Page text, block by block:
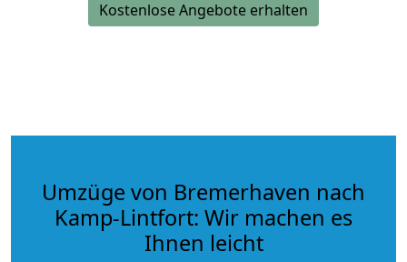
Kostenlose Angebote erhalten
Umzüge von Bremerhaven nach
Kamp-Lintfort: Wir machen es
Ihnen leicht